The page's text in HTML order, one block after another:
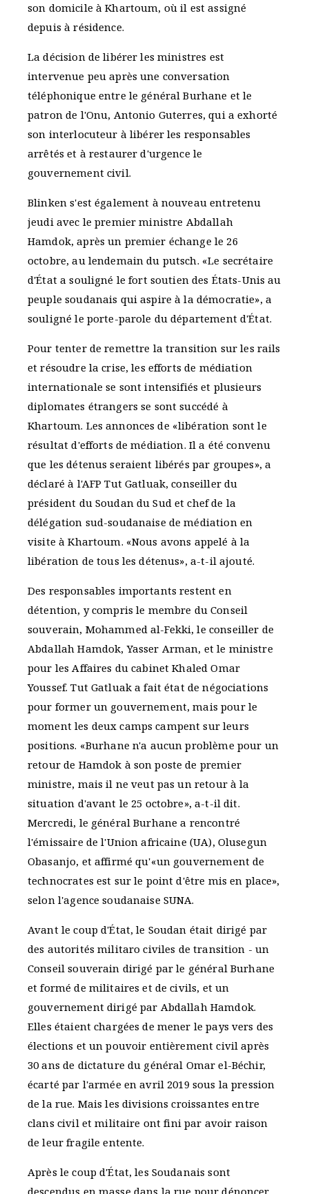
son domicile à Khartoum, où il est assigné
depuis à résidence.
La décision de libérer les ministres est
intervenue peu après une conversation
téléphonique entre le général Burhane et le
patron de l'Onu, Antonio Guterres, qui a exhorté
son interlocuteur à libérer les responsables
arrêtés et à restaurer d'urgence le
gouvernement civil.
Blinken s'est également à nouveau entretenu
jeudi avec le premier ministre Abdallah
Hamdok, après un premier échange le 26
octobre, au lendemain du putsch. «Le secrétaire
d'État a souligné le fort soutien des États-Unis au
peuple soudanais qui aspire à la démocratie», a
souligné le porte-parole du département d'État.
Pour tenter de remettre la transition sur les rails
et résoudre la crise, les efforts de médiation
internationale se sont intensifiés et plusieurs
diplomates étrangers se sont succédé à
Khartoum. Les annonces de «libération sont le
résultat d'efforts de médiation. Il a été convenu
que les détenus seraient libérés par groupes», a
déclaré à l'AFP Tut Gatluak, conseiller du
président du Soudan du Sud et chef de la
délégation sud-soudanaise de médiation en
visite à Khartoum. «Nous avons appelé à la
libération de tous les détenus», a-t-il ajouté.
Des responsables importants restent en
détention, y compris le membre du Conseil
souverain, Mohammed al-Fekki, le conseiller de
Abdallah Hamdok, Yasser Arman, et le ministre
pour les Affaires du cabinet Khaled Omar
Youssef. Tut Gatluak a fait état de négociations
pour former un gouvernement, mais pour le
moment les deux camps campent sur leurs
positions. «Burhane n'a aucun problème pour un
retour de Hamdok à son poste de premier
ministre, mais il ne veut pas un retour à la
situation d'avant le 25 octobre», a-t-il dit.
Mercredi, le général Burhane a rencontré
l'émissaire de l'Union africaine (UA), Olusegun
Obasanjo, et affirmé qu'«un gouvernement de
technocrates est sur le point d'être mis en place»,
selon l'agence soudanaise SUNA.
Avant le coup d'État, le Soudan était dirigé par
des autorités militaro civiles de transition - un
Conseil souverain dirigé par le général Burhane
et formé de militaires et de civils, et un
gouvernement dirigé par Abdallah Hamdok.
Elles étaient chargées de mener le pays vers des
élections et un pouvoir entièrement civil après
30 ans de dictature du général Omar el-Béchir,
écarté par l'armée en avril 2019 sous la pression
de la rue. Mais les divisions croissantes entre
clans civil et militaire ont fini par avoir raison
de leur fragile entente.
Après le coup d'État, les Soudanais sont